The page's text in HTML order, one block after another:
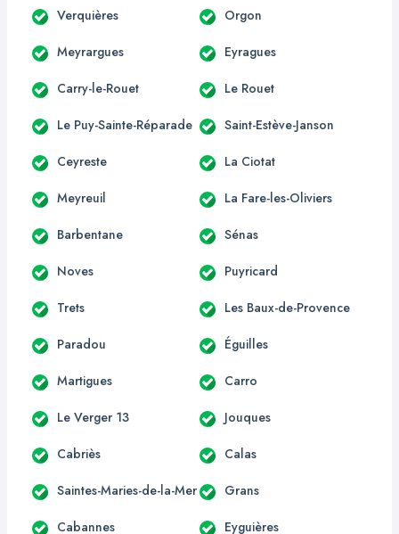
Verquières Orgon
Meyrargues Eyragues
Carry-le-Rouet Le Rouet
Le Puy-Sainte-Réparade Saint-Estève-Janson
Ceyreste La Ciotat
Meyreuil La Fare-les-Oliviers
Barbentane Sénas
Noves Puyricard
Trets Les Baux-de-Provence
Paradou Éguilles
Martigues Carro
Le Verger 13 Jouques
Cabriès Calas
Saintes-Maries-de-la-Mer Grans
Cabannes Eyguières